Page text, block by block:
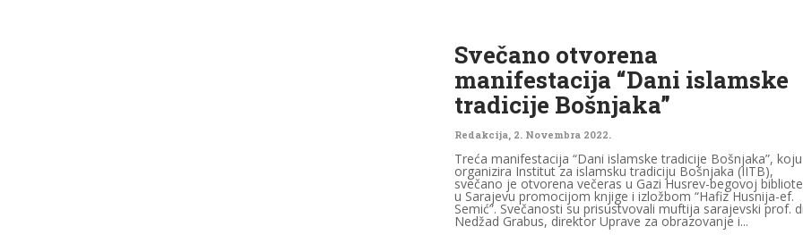
Svečano otvorena
manifestacija “Dani islamske
tradicije Bošnjaka”
Redakcija 2. Novembra 2022.
Treća manifestacija “Dani islamske tradicije Bošnjaka”, koju
organizira Institut za islamsku tradiciju Bošnjaka (IITB),
svečano je otvorena večeras u Gazi Husrev-begovoj
u Sarajevu promocijom knjige i izložbom “Hafiz Husnija-ef.
Semić”. Svečanosti su prisustvovali muftija sarajevski prof.
Nedžad Grabus, direktor Uprave za obrazovanje i...